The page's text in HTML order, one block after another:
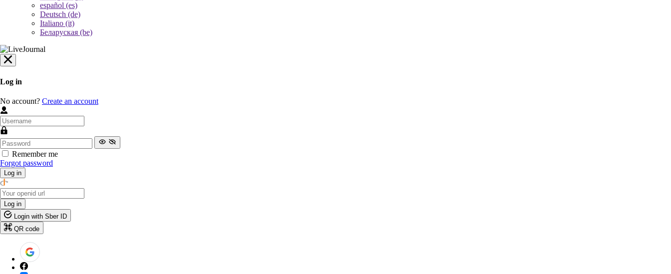
español (es)
Deutsch (de)
Italiano (it)
Беларуская (be)
Log in
No account? Create an account
Remember me
Forgot password
Log in
Log in
Login with Sber ID
QR code